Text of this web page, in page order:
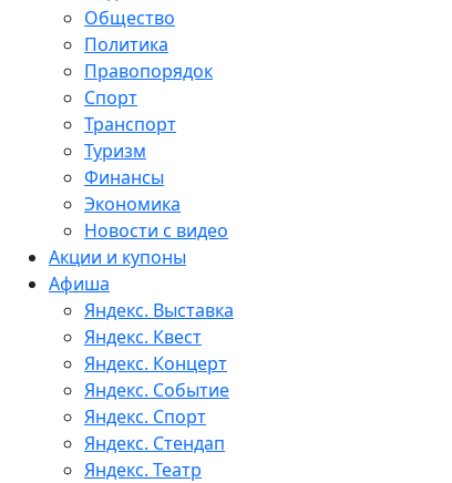
Общество
Политика
Правопорядок
Спорт
Транспорт
Туризм
Финансы
Экономика
Новости с видео
Акции и купоны
Афиша
Яндекс. Выставка
Яндекс. Квест
Яндекс. Концерт
Яндекс. Событие
Яндекс. Спорт
Яндекс. Стендап
Яндекс. Театр